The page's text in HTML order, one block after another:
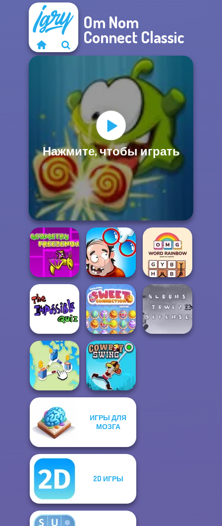
Om Nom
Connect Classic
Нажмите, чтобы играть
Geometry Dash:
FreezeNova
Game
DOP Puzzle:
Displace One Part
OMG Word
Rainbow
The Impossible
Quiz Classic
Mahjong Sweet
Easter
State Connect
ИГРЫ ДЛЯ
МОЗГА
2D ИГРЫ